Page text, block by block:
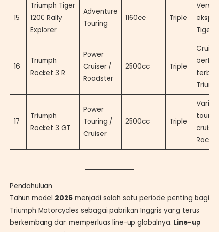
15
Triumph Tiger
1200 Rally
Explorer
Adventure
Touring
1160cc Triple
Versi
Tiger
16
Triumph
Rocket 3 R
Power
Cruiser /
Roadster
2500cc Triple
17
Triumph
Rocket 3 GT
Power
Touring /
Cruiser
2500cc Triple
Variasi
Pendahuluan
Tahun model 2026 menjadi salah satu periode penting bagi
Triumph Motorcycles sebagai pabrikan Inggris yang terus
berkembang dan memperluas line-up globalnya. Line-up